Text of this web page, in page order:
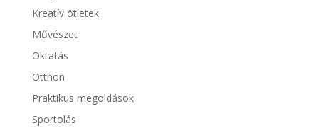
Kreatív ötletek
Művészet
Oktatás
Otthon
Praktikus megoldások
Sportolás